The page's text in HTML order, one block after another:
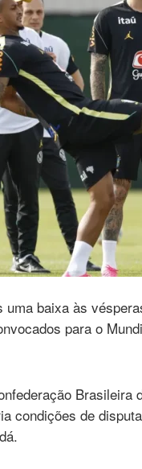
baixa às
para o
Brasileira
condições de